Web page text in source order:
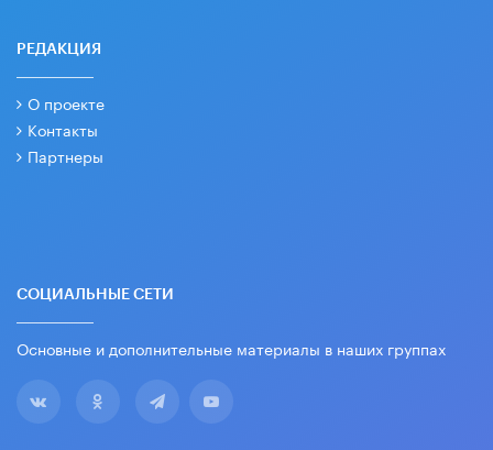
РЕДАКЦИЯ
О проекте
Контакты
Партнеры
СОЦИАЛЬНЫЕ СЕТИ
Основные и дополнительные материалы в наших группах